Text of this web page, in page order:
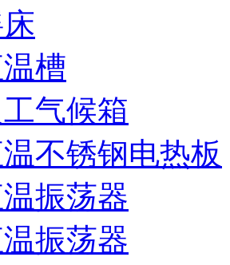
槽
气候箱
不锈钢电热板
振荡器
振荡器